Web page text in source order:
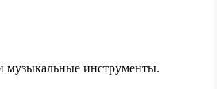
музыкальные инструменты.